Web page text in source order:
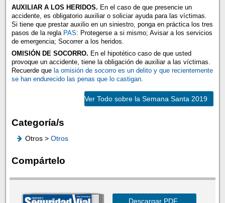
AUXILIAR A LOS HERIDOS. En el caso de que presencie un
accidente, es obligatorio auxiliar o soliciar ayuda para las víctimas.
Si tiene que prestar auxilio en un siniestro, ponga en práctica los tres
pasos de la regla PAS: Protegerse a si mismo; Avisar a los servicios
de emergencia; Socorrer a los heridos.
OMISIÓN DE SOCORRO. En el hipotético caso de que usted
provoque un accidente, tiene la obligación de auxiliar a las víctimas.
Recuerde que la omisión de socorro es un delito y que recientemente
se han endurecido las penas que lo castigan.
Ver Todo sobre la Semana Santa 2019
Categoría/s
Otros > Otros
Compártelo
Descargar PDF